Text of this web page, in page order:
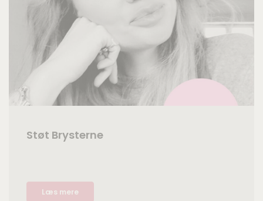
Støt Brysterne
Læs mere